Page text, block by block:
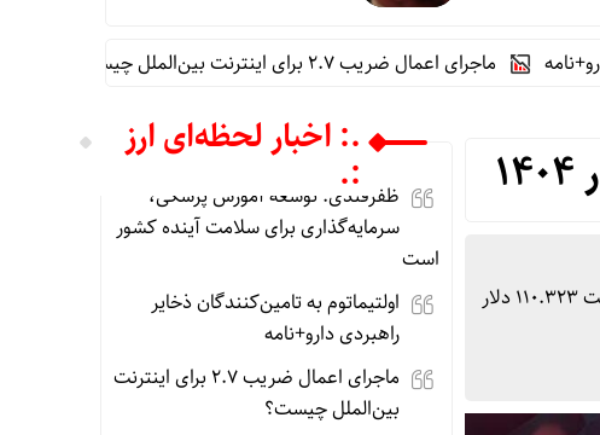
ماجرای اعمال ضریب ۲.۷ برای اینترنت بین‌الملل چیست؟
بیت‌کوین، به عنوان بزرگ‌ترین دارایی دیجیتال، طی ۲۴ ساعت گذشته ریزشی ۱.۸۵ درصدی را تجربه کرده و هم‌اکنون با قیمت ۱۱۰.۳۲۳ دلار
.: اخبار لحظه‌ای ارز
:.
ظفرقندی: توسعه آموزش پزشکی،
سرمایه‌گذاری برای سلامت آینده کشور
است
اولتیماتوم به تامین‌کنندگان ذخایر
راهبردی دارو+نامه
ماجرای اعمال ضریب ۲.۷ برای اینترنت
بین‌الملل چیست؟